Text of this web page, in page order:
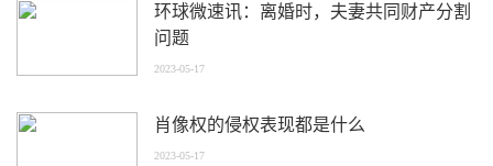
环球微速讯：离婚时，夫妻共同财产分割
问题
2023-05-17
肖像权的侵权表现都是什么
2023-05-17